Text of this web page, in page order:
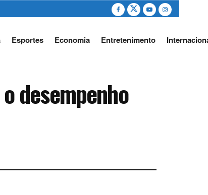
Esportes Economia Entretenimento
desempenho